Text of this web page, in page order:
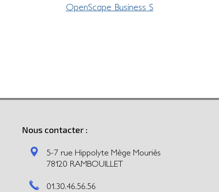
OpenScape Business S
Nous contacter :
5-7 rue Hippolyte Mège Mouriès
78120 RAMBOUILLET
01.30.46.56.56